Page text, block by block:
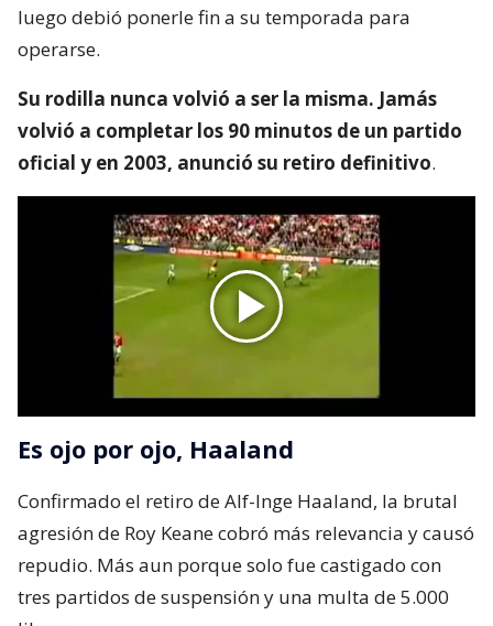
luego debió ponerle fin a su temporada para
operarse.
Su rodilla nunca volvió a ser la misma. Jamás
volvió a completar los 90 minutos de un partido
oficial y en 2003, anunció su retiro definitivo.
Es ojo por ojo, Haaland
Confirmado el retiro de Alf-Inge Haaland, la brutal
agresión de Roy Keane cobró más relevancia y causó
repudio. Más aun porque solo fue castigado con
tres partidos de suspensión y una multa de 5.000